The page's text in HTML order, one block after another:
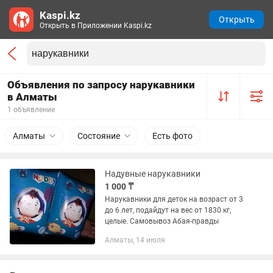
Объявления по запросу нарукавники
в Алматы
1 объявление
Алматы Состояние Есть фото
Надувные нарукавники
1 000 ₸
Нарукавники для деток на возраст от 3
до 6 лет, подайдут на вес от 1830 кг,
целые. Самовывоз Абая-правды
Алматы, 14 июля
Kaspi.kz
Открыть в Приложении Kaspi.kz
Открыть